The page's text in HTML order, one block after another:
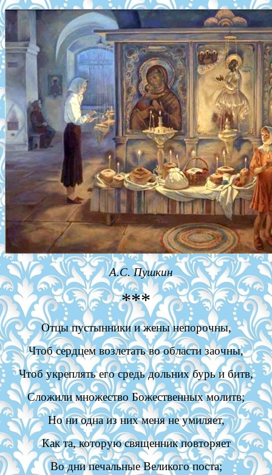
А.С. Пушкин
***
Отцы пустынники и жены непорочны,
Чтоб сердцем возлетать во области заочны,
Чтоб укреплять его средь дольних бурь и битв,
Сложили множество Божественных молитв;
Но ни одна из них меня не умиляет,
Как та, которую священник повторяет
Во дни печальные Великого поста;